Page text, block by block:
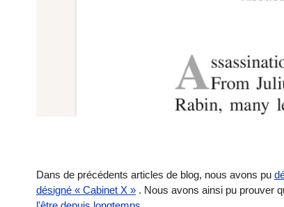
Dans de précédents articles de blog, nous avons pu
désigné « Cabinet X » . Nous avons ainsi pu prouver